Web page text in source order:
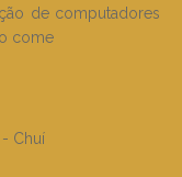
de computadores
come
Chuí